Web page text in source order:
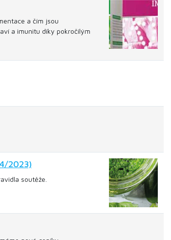
a čím jsou
a imunitu díky pokročilým
2023)
soutěže.